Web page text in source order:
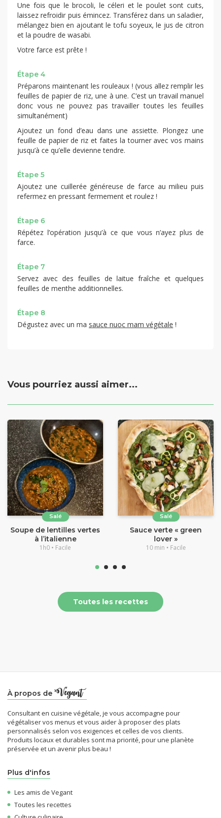
Une fois que le brocoli, le céleri et le poulet sont cuits,
laissez refroidir puis émincez. Transférez dans un saladier,
mélangez bien en ajoutant le tofu soyeux, le jus de citron
et la poudre de wasabi.
Votre farce est prête !
Étape 4
Préparons maintenant les rouleaux ! (vous allez remplir les
feuilles de papier de riz, une à une. C’est un travail manuel
donc vous ne pouvez pas travailler toutes les feuilles
simultanément)
Ajoutez un fond d’eau dans une assiette. Plongez une
feuille de papier de riz et faites la tourner avec vos mains
jusqu’à ce qu’elle devienne tendre.
Étape 5
Ajoutez une cuillerée généreuse de farce au milieu puis
refermez en pressant fermement et roulez !
Étape 6
Répétez l’opération jusqu’à ce que vous n’ayez plus de
farce.
Étape 7
Servez avec des feuilles de laitue fraîche et quelques
feuilles de menthe additionnelles.
Étape 8
Dégustez avec un ma sauce nuoc mam végétale !
Vous pourriez aussi aimer...
Salé
Soupe de lentilles vertes
à l’italienne
1h0 • Facile
Salé
Sauce verte « green
lover »
10 min • Facile
Toutes les recettes
À propos de
Consultant en cuisine végétale, je vous accompagne pour
végétaliser vos menus et vous aider à proposer des plats
personnalisés selon vos exigences et celles de vos clients.
Produits locaux et durables sont ma priorité, pour une planète
préservée et un avenir plus beau !
Plus d'infos
Les amis de Vegant
Toutes les recettes